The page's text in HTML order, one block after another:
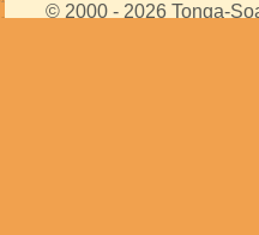
© 2000 - 2026 Tonga-